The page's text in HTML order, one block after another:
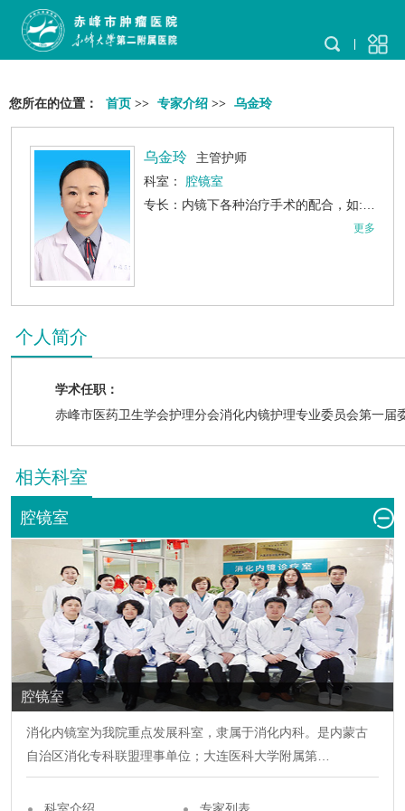
您所在的位置： 首页 >> 专家介绍 >> 乌金玲
乌金玲
主管护师
科室： 腔镜室
更多
个人简介
学术任职：
赤峰市医药卫生学会护理分会消化内镜护理专业委员会第一届
相关科室
腔镜室
腔镜室
消化内镜室为我院重点发展科室，隶属于消化内科。是内蒙古
自治区消化专科联盟理事单位；大连医科大学附属第…